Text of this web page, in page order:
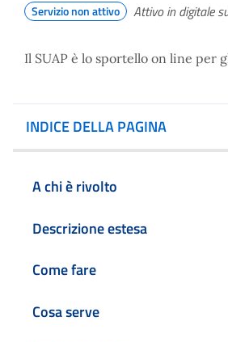
Servizio non attivo Attivo in digitale
Il SUAP è lo sportello on line
INDICE DELLA PAGINA
A chi è rivolto
Descrizione estesa
Come fare
Cosa serve